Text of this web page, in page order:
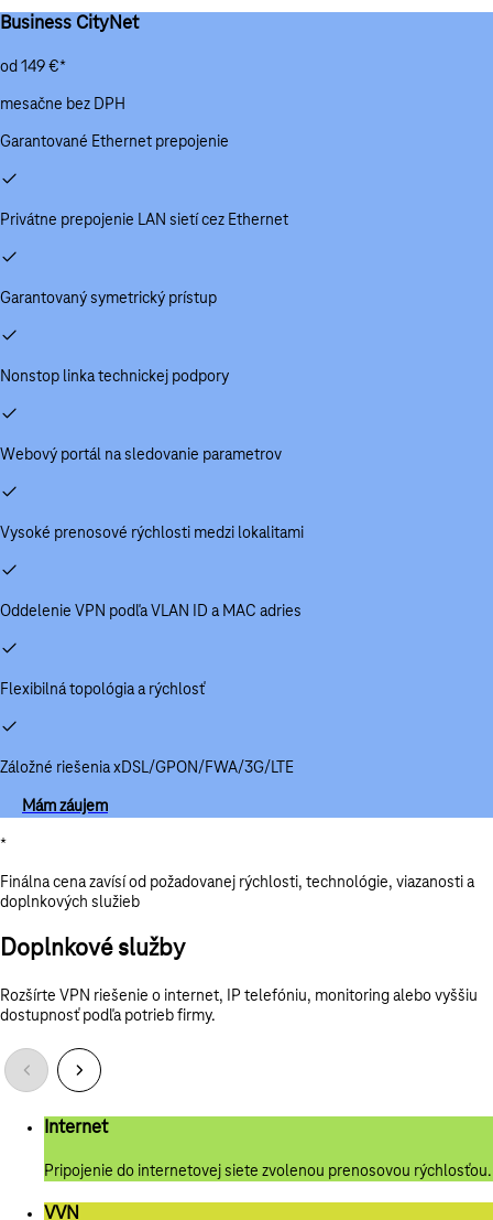
Business CityNet
od 149 €*
mesačne bez DPH
Garantované Ethernet prepojenie
Privátne prepojenie LAN sietí cez Ethernet
Garantovaný symetrický prístup
Nonstop linka technickej podpory
Webový portál na sledovanie parametrov
Vysoké prenosové rýchlosti medzi lokalitami
Oddelenie VPN podľa VLAN ID a MAC adries
Flexibilná topológia a rýchlosť
Záložné riešenia xDSL/GPON/FWA/3G/LTE
Mám záujem
*
Finálna cena zavísí od požadovanej rýchlosti, technológie, viazanosti a
doplnkových služieb
Doplnkové služby
Rozšírte VPN riešenie o internet, IP telefóniu, monitoring alebo vyššiu
dostupnosť podľa potrieb firmy.
Internet
Pripojenie do internetovej siete zvolenou prenosovou rýchlosťou.
VVN